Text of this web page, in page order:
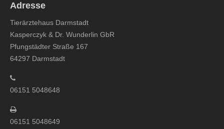
Adresse
Tierärztehaus Darmstadt
Kasperczyk & Dr. Wunderlin GbR
Pfungstädter Straße 167
64297 Darmstadt
06151 5048648
06151 5048649